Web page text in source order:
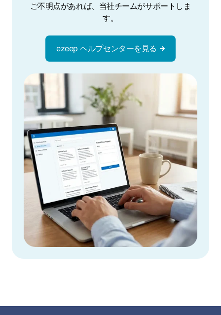
ご不明点があれば、当社チームがサポートしま
す。
ezeep ヘルプセンターを見る